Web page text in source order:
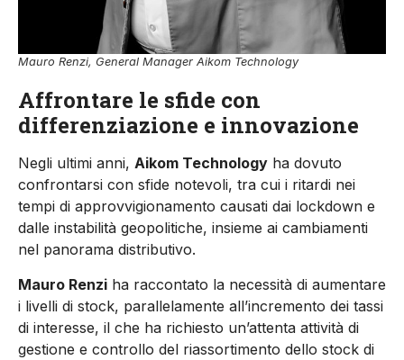
Mauro Renzi, General Manager Aikom Technology
Affrontare le sfide con
differenziazione e innovazione
Negli ultimi anni, Aikom Technology ha dovuto
confrontarsi con sfide notevoli, tra cui i ritardi nei
tempi di approvvigionamento causati dai lockdown e
dalle instabilità geopolitiche, insieme ai cambiamenti
nel panorama distributivo.
Mauro Renzi ha raccontato la necessità di aumentare
i livelli di stock, parallelamente all’incremento dei tassi
di interesse, il che ha richiesto un’attenta attività di
gestione e controllo del riassortimento dello stock di